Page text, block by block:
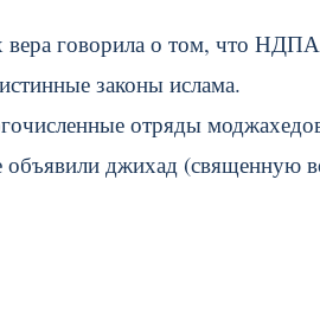
вера говорила о том, что НДПА
законы ислама.
отряды
объявили джихад (священную